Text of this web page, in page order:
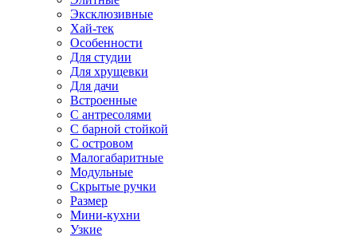
Эксклюзивные
Хай-тек
Особенности
Для студии
Для хрущевки
Для дачи
Встроенные
С антресолями
С барной стойкой
С островом
Малогабаритные
Модульные
Скрытые ручки
Размер
Мини-кухни
Узкие